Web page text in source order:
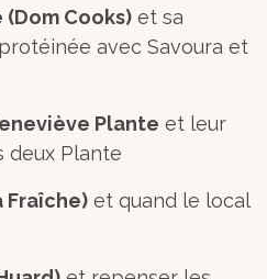
Cooks) et sa
avec Savoura et
Plante et leur
deux Plante
Fraîche) et quand le local